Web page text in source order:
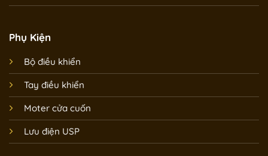
Phụ Kiện
Bộ điều khiển
Tay điều khiển
Moter cửa cuốn
Lưu điện USP